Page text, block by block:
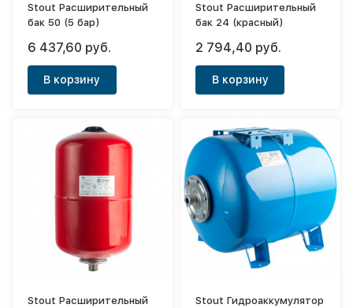
Stout Расширительный
бак 50 (5 бар)
6 437,60 руб.
В корзину
Stout Расширительный
бак 24 (красный)
2 794,40 руб.
В корзину
Stout Расширительный
Stout Гидроаккумулятор